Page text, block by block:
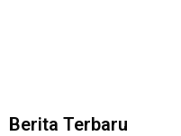
Berita Terbaru